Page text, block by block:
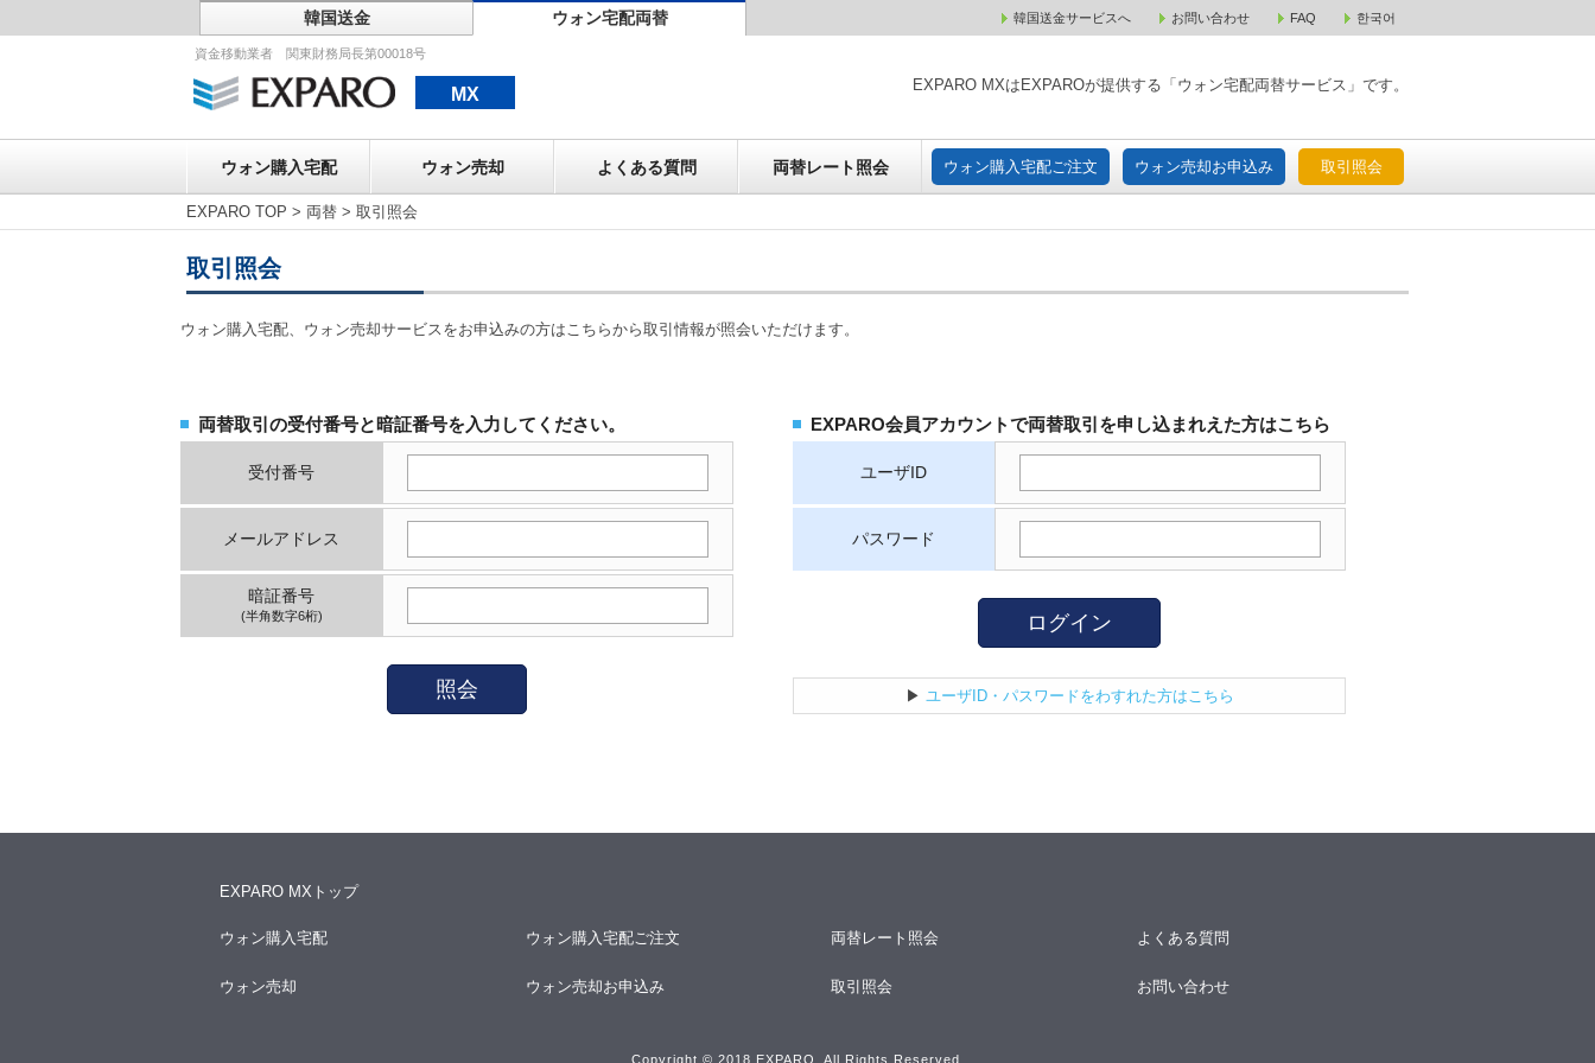
韓国送金 ウォン宅配両替 韓国送金サービスへ お問い合わせ FAQ 한국어
資金移動業者 関東財務局長第00018号
MX EXPARO MXはEXPAROが提供する「ウォン宅配両替サービス」です。
ウォン購入宅配 ウォン売却 よくある質問 両替レート照会 ウォン購入宅配ご注文 ウォン売却お申込み 取引照会
ウォン売却 ウォン購入宅配ご注文 ウォン売却お申込み 取引照会
EXPARO TOP > 両替 > 取引照会
取引照会
ウォン購入宅配、ウォン売却サービスをお申込みの方はこちらから取引情報が照会いただけます。
両替取引の受付番号と暗証番号を入力してください。
受付番号
メールアドレス
暗証番号
(半角数字6桁)
照会
EXPARO会員アカウントで両替取引を申し込まれえた方はこちら
ユーザID
パスワード
ログイン
▶ ユーザID・パスワードをわすれた方はこちら
EXPARO MXトップ
ウォン購入宅配 ウォン購入宅配ご注文 両替レート照会 よくある質問
ウォン売却 ウォン売却お申込み 取引照会 お問い合わせ
Copyright © 2018 EXPARO. All Rights Reserved.